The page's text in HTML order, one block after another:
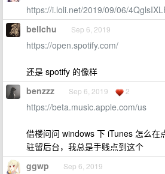
https://i.loli.net/2019/09/06/
bellchu Sep 6, 2019
https://open.spotify.com/
还是 spotify 的像样
benzzz Sep 6, 2019 2
https://beta.music.apple.com/us
借楼问问 windows 下 iTunes 怎么在
驻留后台，我总是手贱点到这个
ggwp Sep 6, 2019